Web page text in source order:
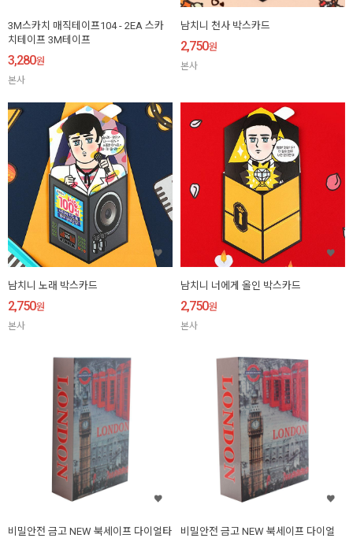
3M스카치 매직테이프104 - 2EA 스카
치테이프 3M테이프
3,280원
본사
남치니 천사 박스카드
2,750원
본사
남치니 노래 박스카드
2,750원
본사
남치니 너에게 올인 박스카드
2,750원
본사
비밀안전 금고 NEW 북세이프 다이얼타 비밀안전 금고 NEW 북세이프 다이얼